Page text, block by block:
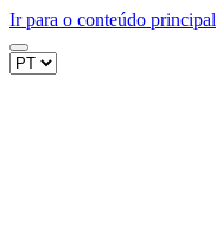
Ir para o conteúdo principal